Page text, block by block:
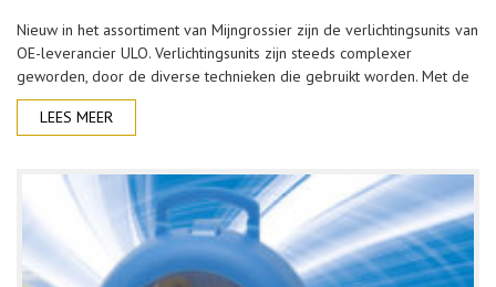
Nieuw in het assortiment van Mijngrossier zijn de verlichtingsunits van
OE-leverancier ULO. Verlichtingsunits zijn steeds complexer
geworden, door de diverse technieken die gebruikt worden. Met de
LEES MEER